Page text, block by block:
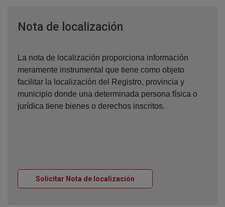
Nota de localización
La nota de localización proporciona información
meramente instrumental que tiene como objeto
facilitar la localización del Registro, provincia y
municipio donde una determinada persona física o
jurídica tiene bienes o derechos inscritos.
Solicitar Nota de localización